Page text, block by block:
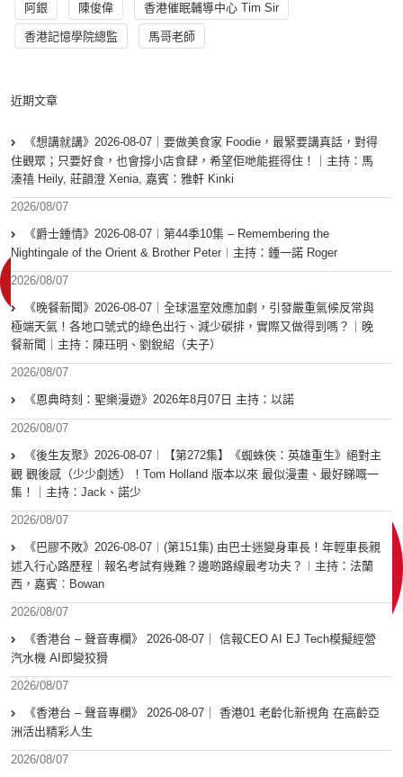
阿銀 陳俊偉 香港催眠輔導中心 Tim Sir
香港記憶學院總監 馬哥老師
近期文章
《想講就講》2026-08-07｜要做美食家 Foodie，最緊要講真話，對得
住觀眾；只要好食，也會撐小店食肆，希望佢哋能捱得住！｜主持：馬
溱禧 Heily, 莊韻澄 Xenia, 嘉賓：雅軒 Kinki
2026/08/07
《爵士鍾情》2026-08-07︱第44季10集 – Remembering the
Nightingale of the Orient & Brother Peter︱主持：鍾一諾 Roger
2026/08/07
《晚餐新聞》2026-08-07｜全球溫室效應加劇，引發嚴重氣候反常與
極端天氣！各地口號式的綠色出行、減少碳排，實際又做得到嗎？｜晚
餐新聞｜主持：陳珏明、劉銳紹（夫子）
2026/08/07
《恩典時刻：聖樂漫遊》2026年8月07日 主持：以諾
2026/08/07
《後生友聚》2026-08-07︱【第272集】《蜘蛛俠：英雄重生》絕對主
觀 觀後感（少少劇透）！Tom Holland 版本以來 最似漫畫、最好睇嘅一
集！｜主持：Jack、諾少
2026/08/07
《巴膠不敗》2026-08-07︱(第151集) 由巴士迷變身車長！年輕車長親
述入行心路歷程｜報名考試有幾難？邊啲路線最考功夫？︱主持：法蘭
西，嘉賓︰Bowan
2026/08/07
《香港台 – 聲音專欄》 2026-08-07｜ 信報CEO AI EJ Tech模擬經營
汽水機 AI即變狡猾
2026/08/07
《香港台 – 聲音專欄》 2026-08-07｜ 香港01 老齡化新視角 在高齡亞
洲活出精彩人生
2026/08/07